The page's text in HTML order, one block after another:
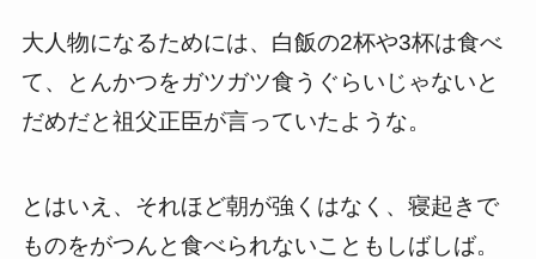
大人物になるためには、白飯の2杯や3杯は食べ
て、とんかつをガツガツ食うぐらいじゃないと
だめだと祖父正臣が言っていたような。
とはいえ、それほど朝が強くはなく、寝起きで
ものをがつんと食べられないこともしばしば。